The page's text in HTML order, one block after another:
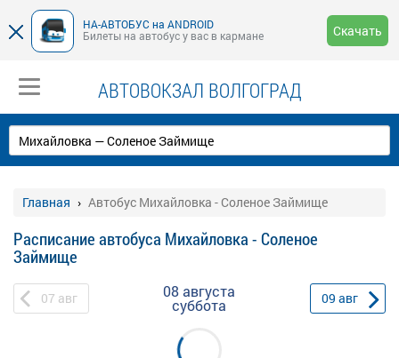
НА-АВТОБУС на ANDROID
Билеты на автобус у вас в кармане
Скачать
АВТОВОКЗАЛ ВОЛГОГРАД
Главная Автобус Михайловка - Соленое Займище
Расписание автобуса Михайловка - Соленое
Займище
07 авг 08 августа
суббота 09 авг